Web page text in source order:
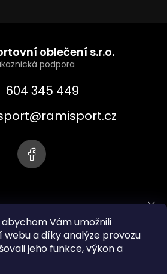
Vám umožnili
a díky analýze provozu
jeho funkce, výkon a
oblečení s.r.o.
604 345 449
@ramisport.cz